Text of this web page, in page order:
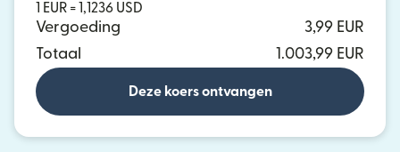
1 EUR = 1,1236 USD
Vergoeding
3,99 EUR
Totaal
1.003,99 EUR
Deze koers ontvangen